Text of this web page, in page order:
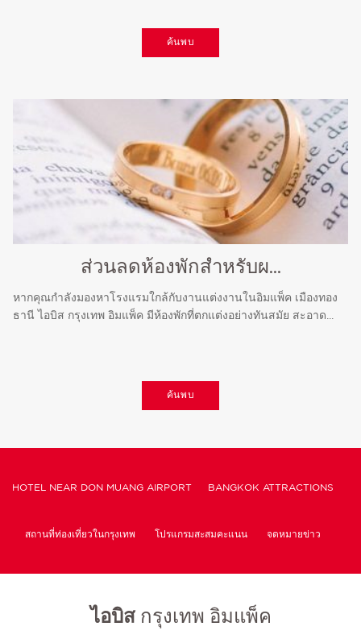
ค้นพบ
ส่วนลดห้องพักสำหรับผ...
หากคุณกำลังมองหาโรงแรมใกล้กับงานแต่งงานในอิมแพ็ค เมืองทอง
ธานี ไอบิส กรุงเทพ อิมแพ็ค มีห้องพักที่ตกแต่งอย่างทันสมัย สะอาด...
ค้นพบ
HOTEL NEAR DON MUANG AIRPORT BANGKOK ATTRACTIONS
สถานที่ท่องเที่ยวในกรุงเทพ โปรแกรมสะสมคะแนน จดหมายข่าว
ไอบิสกรุงเทพ อิมแพ็ค